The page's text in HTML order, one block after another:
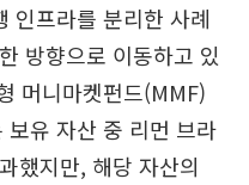
인프라를 분리한 사례
방향으로 이동하고 있
머니마켓펀드(MMF)
보유 자산 중 리먼 브라
했지만, 해당 자산의